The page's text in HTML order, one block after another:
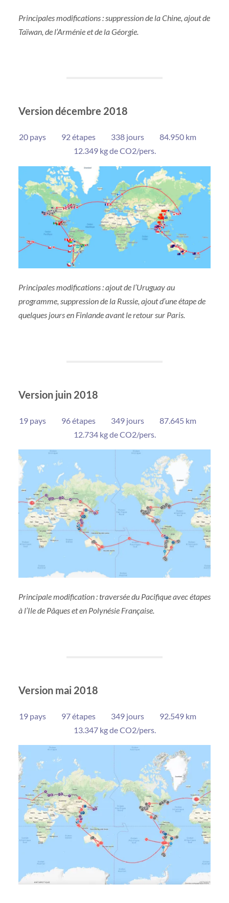
Principales modifications : suppression de la Chine, ajout de
Taïwan, de l’Arménie et de la Géorgie.
Version décembre 2018
20 pays 92 étapes 338 jours 84.950 km
12.349 kg de CO2/pers.
Principales modifications : ajout de l’Uruguay au
programme, suppression de la Russie, ajout d’une étape de
quelques jours en Finlande avant le retour sur Paris.
Version juin 2018
19 pays 96 étapes 349 jours 87.645 km
12.734 kg de CO2/pers.
Principale modification : traversée du Pacifique avec étapes
à l’Ile de Pâques et en Polynésie Française.
Version mai 2018
19 pays 97 étapes 349 jours 92.549 km
13.347 kg de CO2/pers.